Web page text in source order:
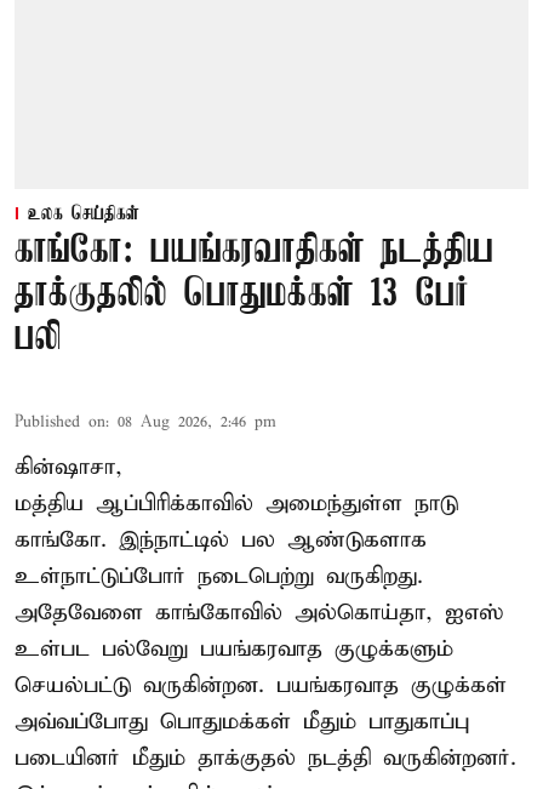
உலக செய்திகள்
காங்கோ: பயங்கரவாதிகள் நடத்திய
தாக்குதலில் பொதுமக்கள் 13 பேர்
பலி
Published on: 08 Aug 2026, 2:46 pm
கின்ஷாசா,
மத்திய ஆப்பிரிக்காவில் அமைந்துள்ள நாடு
காங்கோ. இந்நாட்டில் பல ஆண்டுகளாக
உள்நாட்டுப்போர் நடைபெற்று வருகிறது.
அதேவேளை காங்கோவில் அல்கொய்தா, ஐஎஸ்
உள்பட பல்வேறு பயங்கரவாத குழுக்களும்
செயல்பட்டு வருகின்றன. பயங்கரவாத குழுக்கள்
அவ்வப்போது பொதுமக்கள் மீதும் பாதுகாப்பு
படையினர் மீதும் தாக்குதல் நடத்தி வருகின்றனர்.